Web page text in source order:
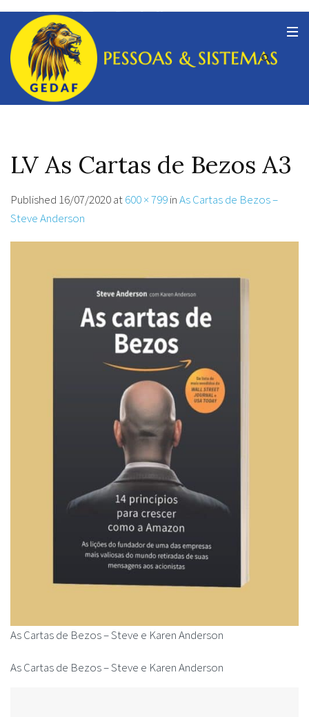
LV As Cartas de Bezos A3
Published 16/07/2020at600 × 799inAs Cartas de Bezos –
Steve Anderson
As Cartas de Bezos – Steve e Karen Anderson
As Cartas de Bezos – Steve e Karen Anderson